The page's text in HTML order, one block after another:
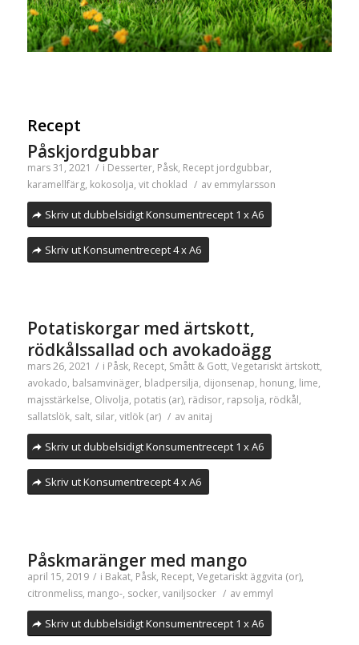
Recept
Påskjordgubbar
mars 31, 2021 / i Desserter, Påsk, Recept jordgubbar,
karamellfärg, kokosolja, vit choklad / av emmylarsson
Skriv ut dubbelsidigt Konsumentrecept 1 x A6
Skriv ut Konsumentrecept 4 x A6
Potatiskorgar med ärtskott,
rödkålssallad och avokadoägg
mars 26, 2021 / i Påsk, Recept, Smått & Gott, Vegetariskt ärtskott,
avokado, balsamvinäger, bladpersilja, dijonsenap, honung, lime,
majsstärkelse, Olivolja, potatis (ar), rädisor, rapsolja, rödkål,
sallatslök, salt, silar, vitlök (ar) / av anitaj
Skriv ut dubbelsidigt Konsumentrecept 1 x A6
Skriv ut Konsumentrecept 4 x A6
Påskmaränger med mango
april 15, 2019 / i Bakat, Påsk, Recept, Vegetariskt äggvita (or),
citronmeliss, mango-, socker, vaniljsocker / av emmyl
Skriv ut dubbelsidigt Konsumentrecept 1 x A6